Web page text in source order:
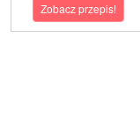
Zobacz przepis!